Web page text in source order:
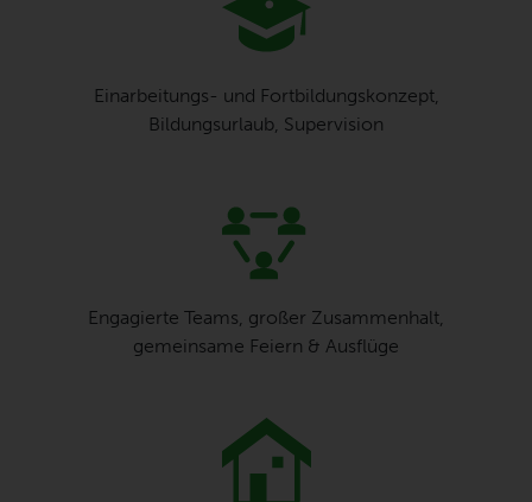
Einarbeitungs- und Fortbildungskonzept,
Bildungsurlaub, Supervision
Engagierte Teams, großer Zusammenhalt,
gemeinsame Feiern & Ausflüge